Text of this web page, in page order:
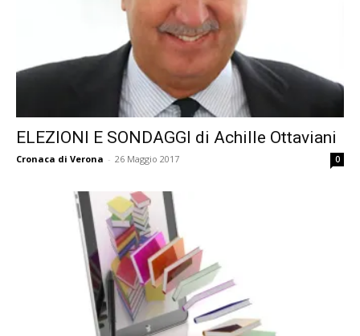
ELEZIONI E SONDAGGI di Achille Ottaviani
Cronaca di Verona - 26 Maggio 2017 0